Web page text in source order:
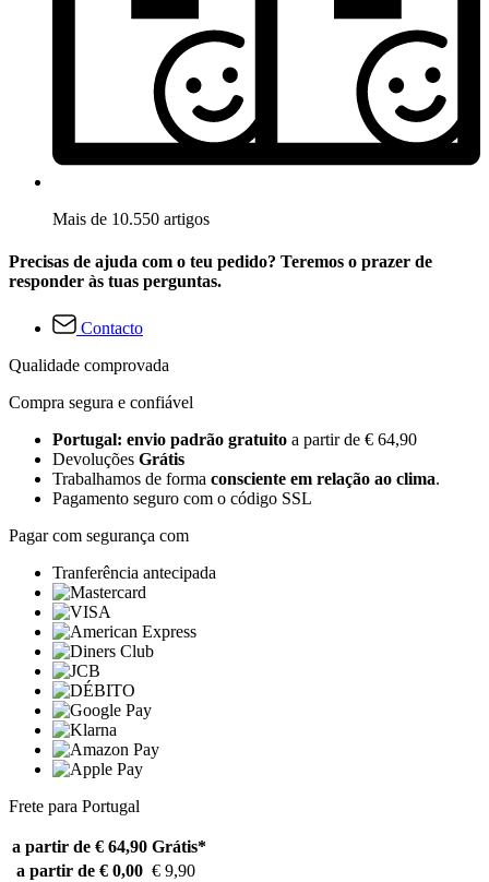
Mais de 10.550 artigos
Precisas de ajuda com o teu pedido? Teremos o prazer de
responder às tuas perguntas.
Contacto
Qualidade comprovada
Compra segura e confiável
Portugal: envio padrão gratuito a partir de € 64,90
Devoluções Grátis
Trabalhamos de forma consciente em relação ao clima.
Pagamento seguro com o código SSL
Pagar com segurança com
Tranferência antecipada
Frete para Portugal
a partir de € 64,90 Grátis*
a partir de € 0,00 € 9,90